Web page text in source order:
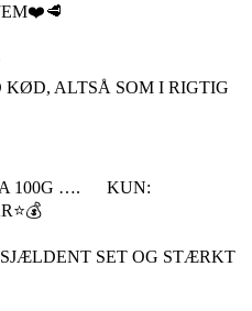
KØD, ALTSÅ SOM I RIGTIG
A 100G …. KUN:
SET OG STÆRKT